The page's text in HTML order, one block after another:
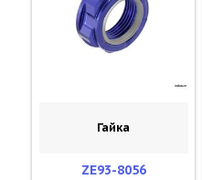
Гайка
ZE93-8056